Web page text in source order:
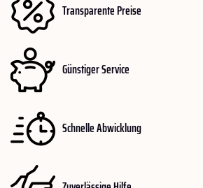
Transparente Preise
Günstiger Service
Schnelle Abwicklung